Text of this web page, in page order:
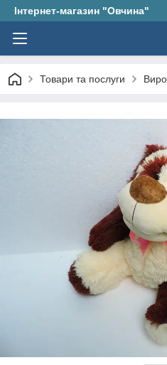
Інтернет-магазин "Овчина"
Товари та послуги